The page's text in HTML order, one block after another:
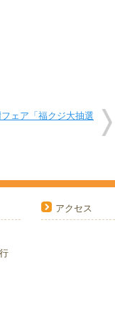
ェア「福クジ大抽選
アクセス